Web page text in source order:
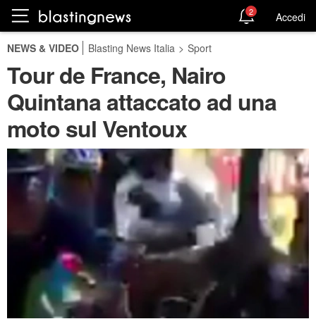
2 Accedi
NEWS & VIDEO Blasting News Italia > Sport
Tour de France, Nairo
Quintana attaccato ad una
moto sul Ventoux